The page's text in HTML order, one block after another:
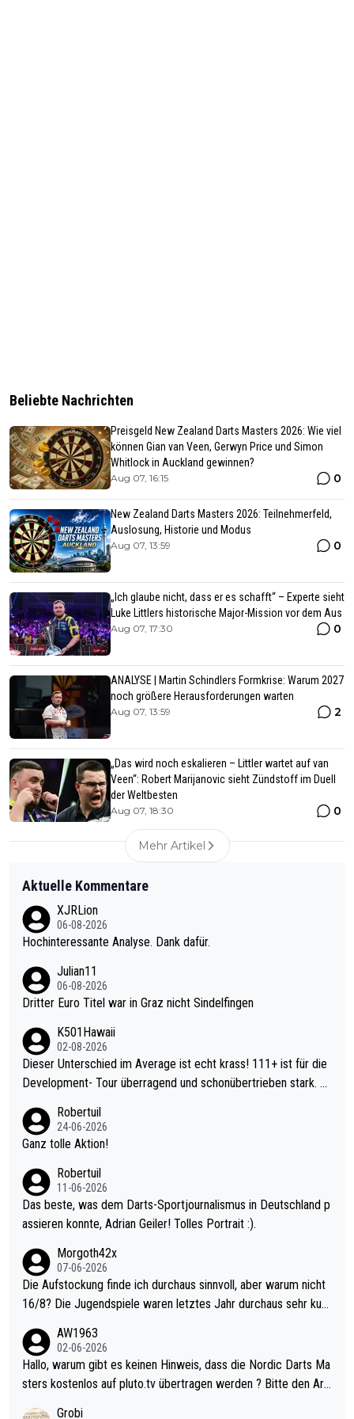
Beliebte Nachrichten
Preisgeld New Zealand Darts Masters 2026: Wie viel
können Gian van Veen, Gerwyn Price und Simon
Whitlock in Auckland gewinnen?
Aug 07, 16:15 0
New Zealand Darts Masters 2026: Teilnehmerfeld,
Auslosung, Historie und Modus
Aug 07, 13:59 0
„Ich glaube nicht, dass er es schafft“ – Experte sieht
Luke Littlers historische Major-Mission vor dem Aus
Aug 07, 17:30 0
ANALYSE | Martin Schindlers Formkrise: Warum 2027
noch größere Herausforderungen warten
Aug 07, 13:59 2
„Das wird noch eskalieren – Littler wartet auf van
Veen“: Robert Marijanovic sieht Zündstoff im Duell
der Weltbesten
Aug 07, 18:30 0
Mehr Artikel
Aktuelle Kommentare
XJRLion
06-08-2026
Hochinteressante Analyse. Dank dafür.
Julian11
06-08-2026
Dritter Euro Titel war in Graz nicht Sindelfingen
K501Hawaii
02-08-2026
Dieser Unterschied im Average ist echt krass! 111+ ist für die
Development- Tour überragend und schonübertrieben stark. U
mal 40+ erst recht. Da gewinnst keinen Blumentopf - ist ja noc
h krasser wie ein Pokalspiel eines Kreisligisten vs einem Bund
Robertuil
24-06-2026
Ganz tolle Aktion!
Robertuil
11-06-2026
Das beste, was dem Darts-Sportjournalismus in Deutschland p
assieren konnte, Adrian Geiler! Tolles Portrait :).
Morgoth42x
07-06-2026
Die Aufstockung finde ich durchaus sinnvoll, aber warum nicht
16/8? Die Jugendspiele waren letztes Jahr durchaus sehr kurz
Allerdings ist Mitchell Lawrie als Nummer 1 der Welt eh qualifi
ziert. Somit ändert die automatische Qualifikation des Weltmei
sters erstmal nichts. Ich denke sie wollen damit für nächstes J
AW1963
02-06-2026
Hallo, warum gibt es keinen Hinweis, dass die Nordic Darts Ma
sters kostenlos auf pluto.tv übertragen werden ? Bitte den Arti
Grobi